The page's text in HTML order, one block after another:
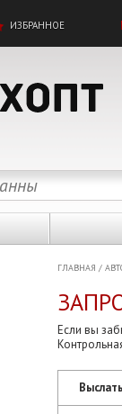
ИЗБРАННОЕ
ГЛАВНАЯ /
Если вы